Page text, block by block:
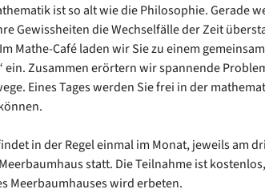
ist so alt wie die Philosophie. Gerade
Gewissheiten die Wechselfälle der Zeit
Mathe-Café laden wir Sie zu einem
ein. Zusammen erörtern wir spannende
Eines Tages werden Sie frei in der
in der Regel einmal im Monat, jeweils am
statt. Die Teilnahme ist
Meerbaumhauses wird erbeten.